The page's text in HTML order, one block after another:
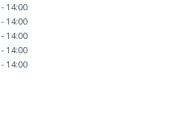
14:00
14:00
14:00
14:00
14:00